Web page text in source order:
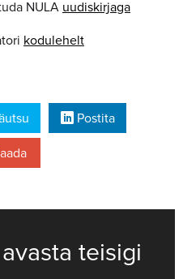
NULA uudiskirjaga
kodulehelt
Postita
teisigi